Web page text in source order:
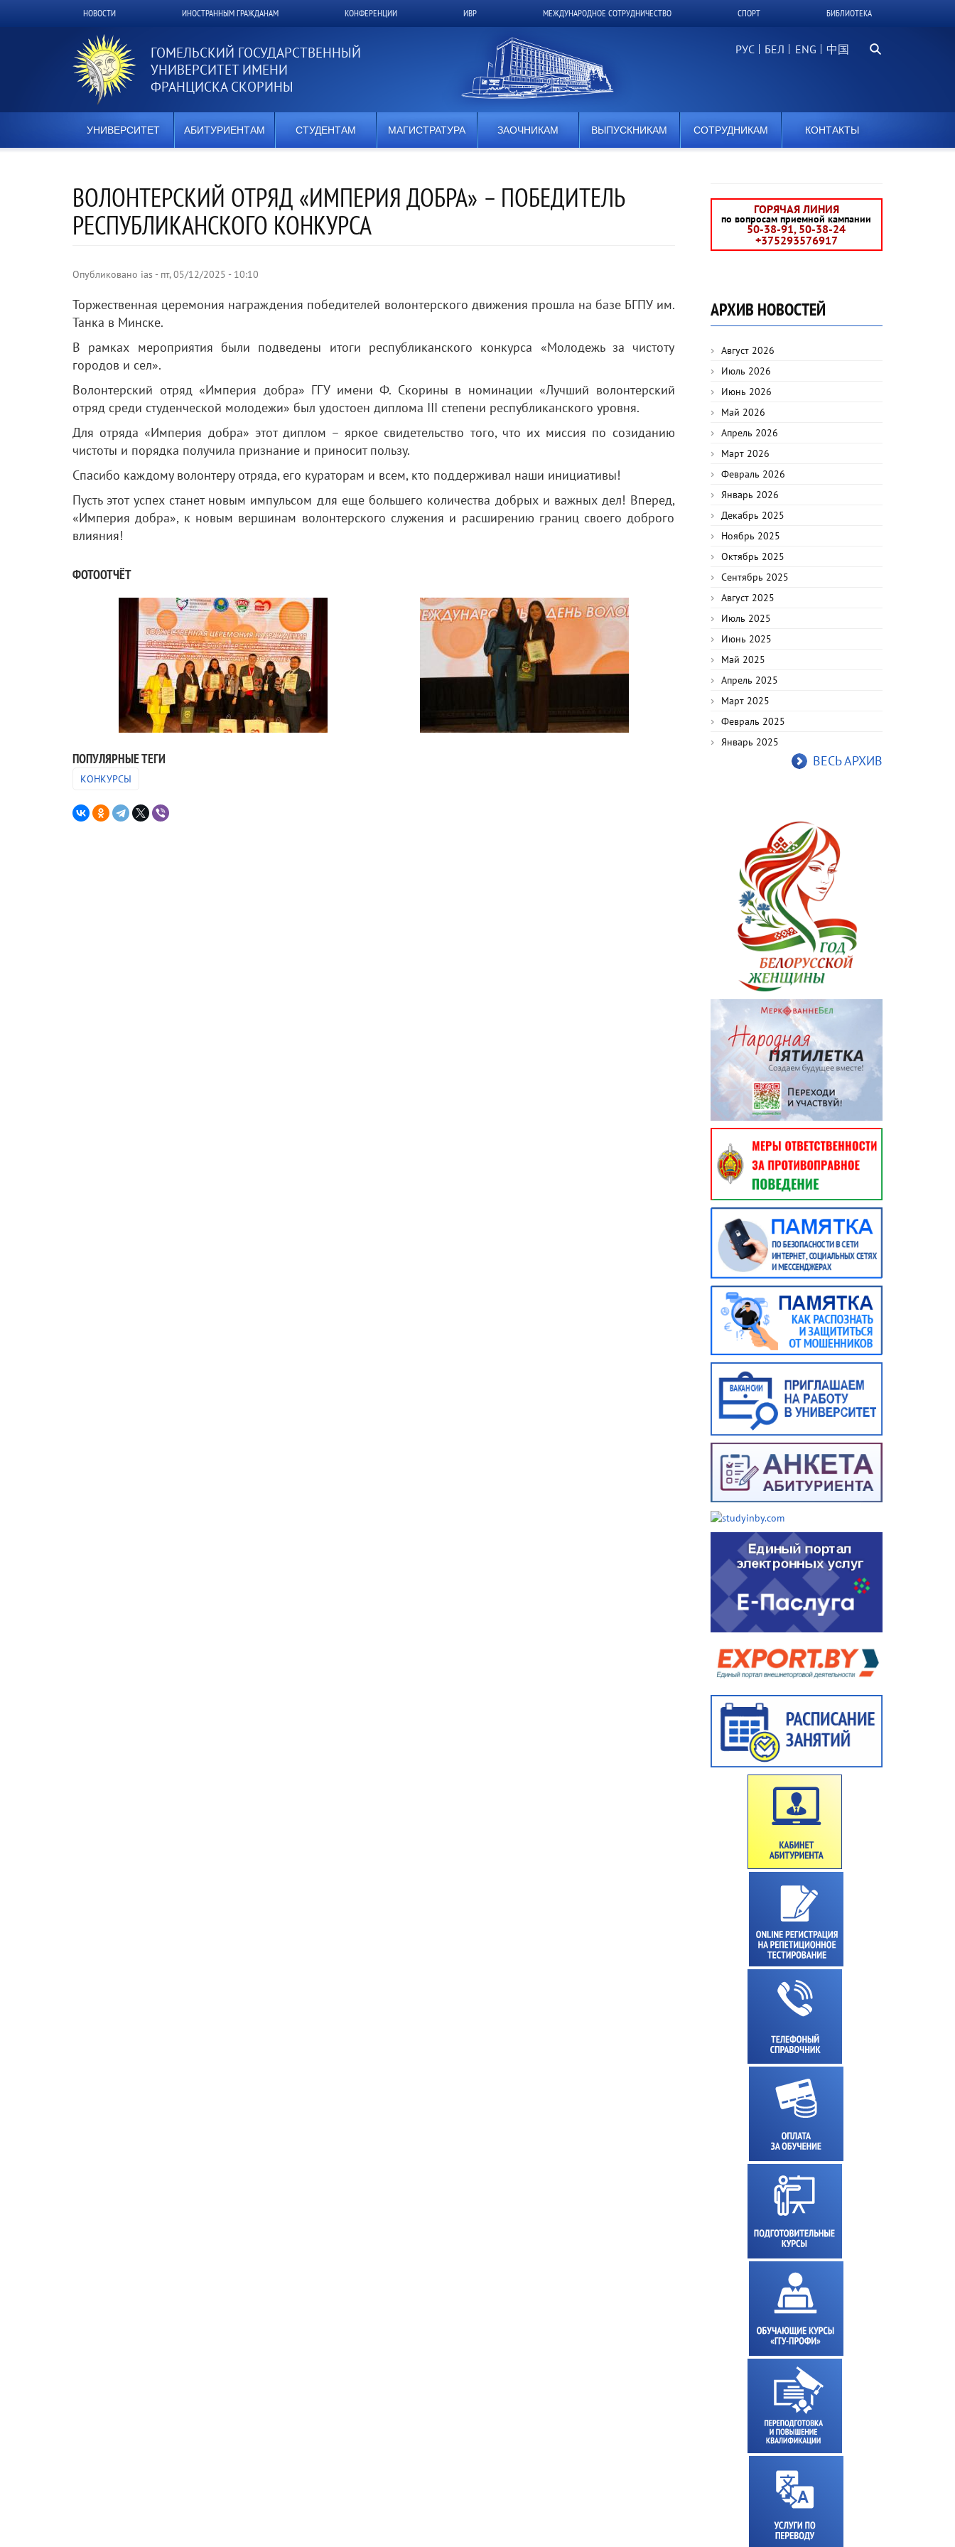
Верхнее
меню
НОВОСТИ ИНОСТРАННЫМ ГРАЖДАНАМ КОНФЕРЕНЦИИ ИВР МЕЖДУНАРОДНОЕ СОТРУДНИЧЕСТВО СПОРТ БИБЛИОТЕКА
ГОМЕЛЬСКИЙ ГОСУДАРСТВЕННЫЙ
УНИВЕРСИТЕТ ИМЕНИ
ФРАНЦИСКА СКОРИНЫ
РУС БЕЛ 中国 Поиск...
УНИВЕРСИТЕТ АБИТУРИЕНТАМ СТУДЕНТАМ МАГИСТРАТУРА ЗАОЧНИКАМ ВЫПУСКНИКАМ СОТРУДНИКАМ КОНТАКТЫ
ВОЛОНТЕРСКИЙ ОТРЯД «ИМПЕРИЯ ДОБРА» – ПОБЕДИТЕЛЬ
РЕСПУБЛИКАНСКОГО КОНКУРСА
Опубликовано ias - пт, 05/12/2025 - 10:10
Торжественная церемония награждения победителей волонтерского движения прошла на базе БГПУ им.
Танка в Минске.
В рамках мероприятия были подведены итоги республиканского конкурса «Молодежь за чистоту
городов и сел».
Волонтерский отряд «Империя добра» ГГУ имени Ф. Скорины в номинации «Лучший волонтерский
отряд среди студенческой молодежи» был удостоен диплома III степени республиканского уровня.
Для отряда «Империя добра» этот диплом – яркое свидетельство того, что их миссия по созиданию
чистоты и порядка получила признание и приносит пользу.
Спасибо каждому волонтеру отряда, его кураторам и всем, кто поддерживал наши инициативы!
Пусть этот успех станет новым импульсом для еще большего количества добрых и важных дел! Вперед,
«Империя добра», к новым вершинам волонтерского служения и расширению границ своего доброго
влияния!
ФОТООТЧЁТ
ПОПУЛЯРНЫЕ ТЕГИ
КОНКУРСЫ
ГОРЯЧАЯ ЛИНИЯ
по вопросам приемной кампании
50-38-91, 50-38-24
+375293576917
АРХИВ НОВОСТЕЙ
Август 2026
Июль 2026
Июнь 2026
Май 2026
Апрель 2026
Март 2026
Февраль 2026
Январь 2026
Декабрь 2025
Ноябрь 2025
Октябрь 2025
Сентябрь 2025
Август 2025
Июль 2025
Июнь 2025
Май 2025
Апрель 2025
Март 2025
Февраль 2025
Январь 2025
ВЕСЬ АРХИВ